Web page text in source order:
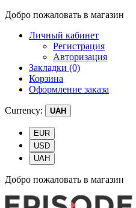
Добро пожаловать в магазин
Личный кабинет
Регистрация
Авторизация
Закладки (0)
Корзина
Оформление заказа
Currency: UAH
EUR
USD
UAH
Добро пожаловать в магазин